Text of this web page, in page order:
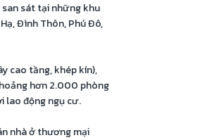
san sát tại những khu
Đình Thôn, Phú Đô,
cao tầng, khép kín),
hơn 2.000 phòng
lao động ngụ cư.
nhà ở thương mại